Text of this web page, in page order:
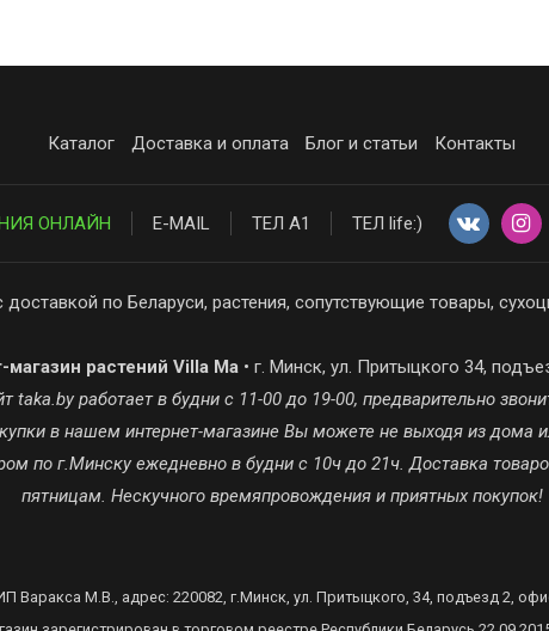
Каталог Доставка и оплата Блог и статьи Контакты
ОНЛАЙН E-MAIL ТЕЛ А1 ТЕЛ life:)
по Беларуси, растения, сопутствующие товары,
магазин растений Villa Ma • г. Минск, ул. Притыцкого 34,
работает в будни с 11-00 до 19-00, предварительно
в нашем интернет-магазине Вы можете не выходя из дома
по г.Минску ежедневно в будни с 10ч до 21ч. Доставка
пятницам. Нескучного времяпровождения и приятных покупок!
Варакса М.В., адрес: 220082, г.Минск, ул. Притыцкого, 34, подъезд 2,